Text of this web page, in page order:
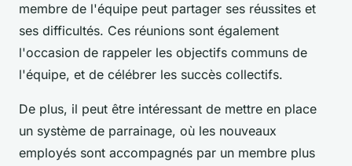
membre de l'équipe peut partager ses réussites et
ses difficultés. Ces réunions sont également
l'occasion de rappeler les objectifs communs de
l'équipe, et de célébrer les succès collectifs.
De plus, il peut être intéressant de mettre en place
un système de parrainage, où les nouveaux
employés sont accompagnés par un membre plus